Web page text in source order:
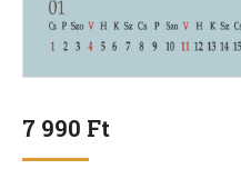
7 990 Ft